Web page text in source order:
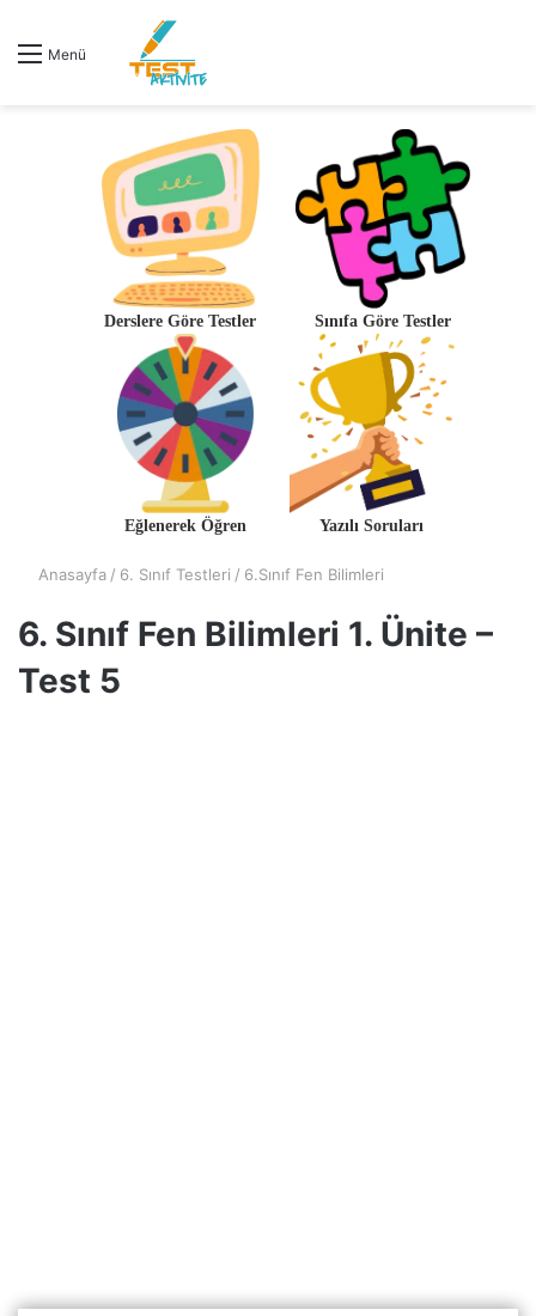
Menü
Derslere Göre Testler Sınıfa Göre Testler
Eğlenerek Öğren Yazılı Soruları
Anasayfa / 6. Sınıf Testleri / 6.Sınıf Fen Bilimleri
6. Sınıf Fen Bilimleri 1. Ünite –
Test 5